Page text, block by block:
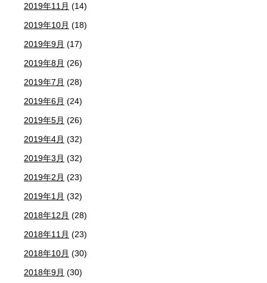
2019年11月 (14)
2019年10月 (18)
2019年9月 (17)
2019年8月 (26)
2019年7月 (28)
2019年6月 (24)
2019年5月 (26)
2019年4月 (32)
2019年3月 (32)
2019年2月 (23)
2019年1月 (32)
2018年12月 (28)
2018年11月 (23)
2018年10月 (30)
2018年9月 (30)